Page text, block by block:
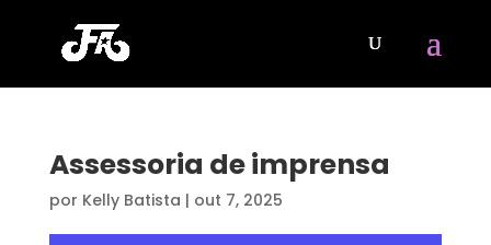
Assessoria de imprensa
por Kelly Batista | out 7, 2025